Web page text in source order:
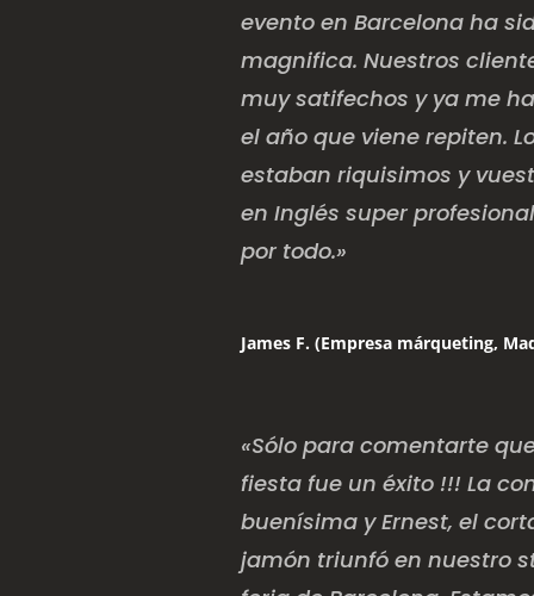
evento en Barcelona ha
magnifica. Nuestros
muy satifechos y ya me
el año que viene repiten.
estaban riquisimos y
en Inglés super
por todo.»
James F. (Empresa márqueting,
«Sólo para comentarte
fiesta fue un éxito !!! La
buenísima y Ernest, el
jamón triunfó en nuestro